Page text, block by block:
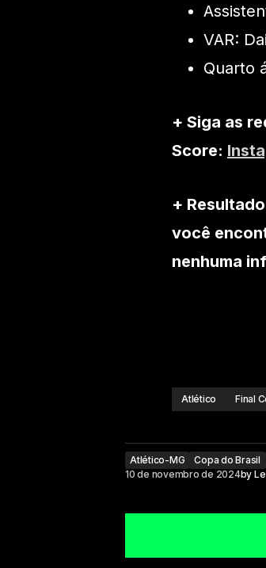
VAR:
Quarto
+ Siga as
Score:
+
você
nenhuma
Atlético Final
Atlético-MG Copa do Brasil
10 de novembro de 2024by